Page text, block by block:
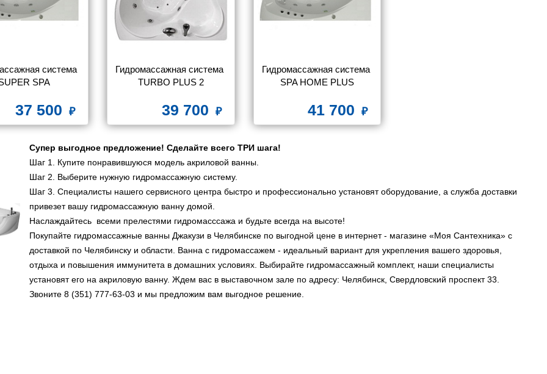
система
SPA
37 500
Гидромассажная система
TURBO PLUS 2
39 700
Гидромассажная система
SPA HOME PLUS
41 700
Супер выгодное предложение! Сделайте всего ТРИ шага!
Шаг 1. Купите понравившуюся модель акриловой ванны.
Шаг 2. Выберите нужную гидромассажную систему.
Шаг 3. Специалисты нашего сервисного центра быстро и профессионально установят оборудование, а служба доставки
привезет вашу гидромассажную ванну домой.
Наслаждайтесь всеми прелестями гидромасссажа и будьте всегда на высоте!
Покупайте гидромассажные ванны Джакузи в Челябинске по выгодной цене в интернет - магазине «Моя Сантехника» с
доставкой по Челябинску и области. Ванна с гидромассажем - идеальный вариант для укрепления вашего здоровья,
отдыха и повышения иммунитета в домашних условиях. Выбирайте гидромассажный комплект, наши специалисты
установят его на акриловую ванну. Ждем вас в выставочном зале по адресу: Челябинск, Свердловский проспект 33.
Звоните 8 (351) 777-63-03 и мы предложим вам выгодное решение.